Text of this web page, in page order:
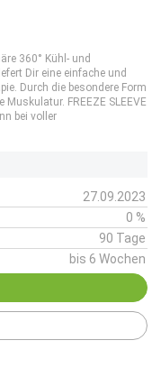
360° Kühl- und
Dir eine einfache und
Durch die besondere Form
FREEZE SLEEVE
bei voller
27.09.2023
0 %
90 Tage
bis 6 Wochen